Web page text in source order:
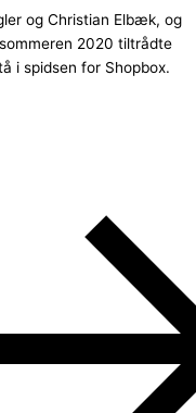
og Christian Elbæk, og
2020 tiltrådte
i spidsen for Shopbox.